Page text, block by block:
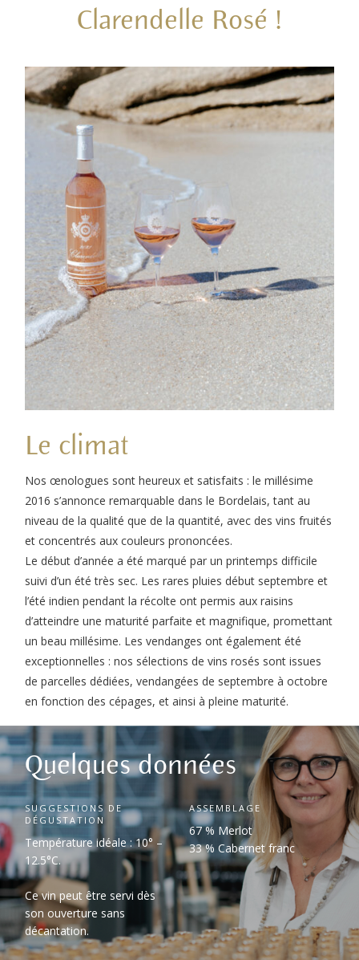
Clarendelle Rosé !
Le climat
Nos œnologues sont heureux et satisfaits : le millésime
2016 s’annonce remarquable dans le Bordelais, tant au
niveau de la qualité que de la quantité, avec des vins fruités
et concentrés aux couleurs prononcées.
Le début d’année a été marqué par un printemps difficile
suivi d’un été très sec. Les rares pluies début septembre et
l’été indien pendant la récolte ont permis aux raisins
d’atteindre une maturité parfaite et magnifique, promettant
un beau millésime. Les vendanges ont également été
exceptionnelles : nos sélections de vins rosés sont issues
de parcelles dédiées, vendangées de septembre à octobre
en fonction des cépages, et ainsi à pleine maturité.
Quelques données
SUGGESTIONS DE
DÉGUSTATION
Température idéale : 10° –
12.5°C.
Ce vin peut être servi dès
son ouverture sans
décantation.
ASSEMBLAGE
67 % Merlot
33 % Cabernet franc